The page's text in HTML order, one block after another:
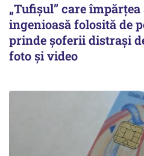
„Tufișul” care
ingenioasă folosită de
prinde șoferii distrași
foto și video